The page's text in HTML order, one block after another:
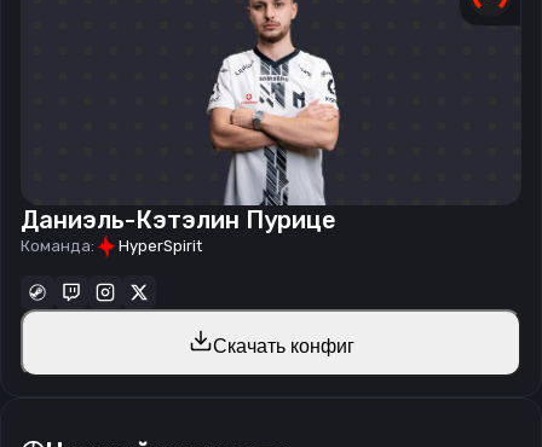
Даниэль-Кэтэлин Пурице
Команда: HyperSpirit
Скачать конфиг